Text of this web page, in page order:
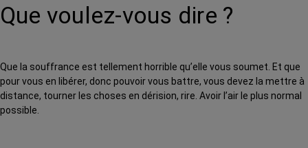
Que voulez-vous dire ?
Que la souffrance est tellement horrible qu’elle vous soumet. Et que
pour vous en libérer, donc pouvoir vous battre, vous devez la mettre à
distance, tourner les choses en dérision, rire. Avoir l’air le plus normal
possible.